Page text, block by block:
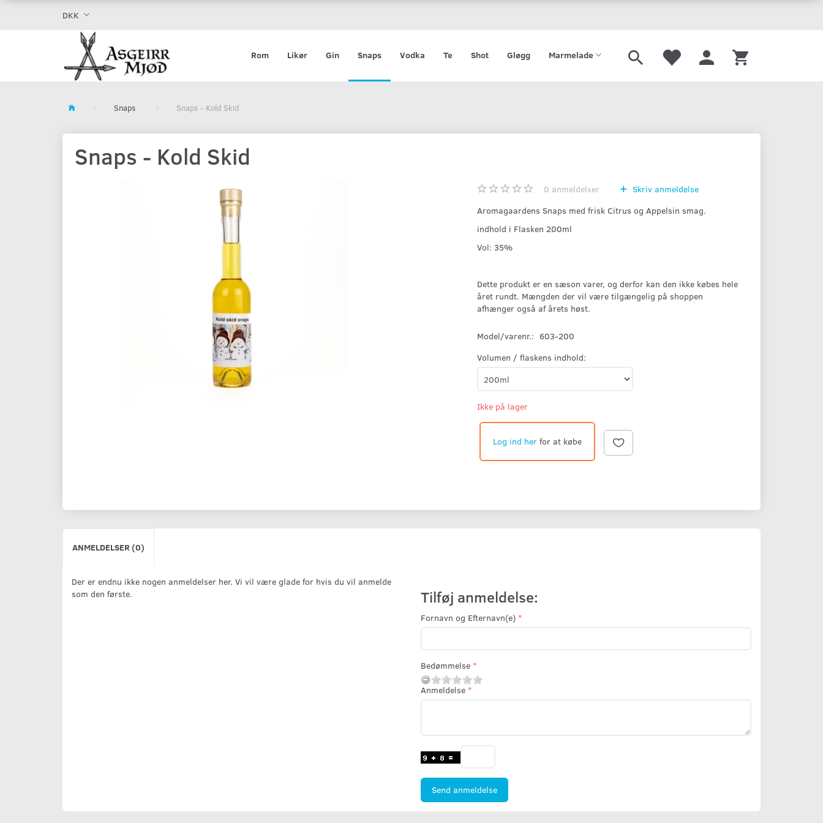
DKK
Rom Likør Gin Snaps Vodka Te Shot Gløgg Marmelade Gaveæske
Sirup
Limonade
Mjød
Port
Tilbehør
Snaps Snaps - Kold Skid
Snaps - Kold Skid
0 anmeldelser
Skriv anmeldelse
Aromagaardens Snaps med frisk Citrus og Appelsin smag.
indhold i Flasken 200ml
Vol: 35%
Dette produkt er en sæson varer, og derfor kan den ikke købes hele
året rundt. Mængden der vil være tilgængelig på shoppen
afhænger også af årets høst.
Model/varenr.: 603-200
Volumen / flaskens indhold:
Ikke på lager
Log ind herfor at købe
ANMELDELSER (0)
Der er endnu ikke nogen anmeldelser her. Vi vil være glade for hvis du vil anmelde
som den første.
Tilføj anmeldelse:
Fornavn og Efternavn(e)
Bedømmelse
Anmeldelse
Send anmeldelse